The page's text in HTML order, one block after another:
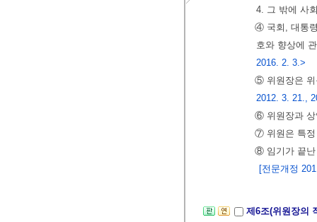
4. 그 밖에 사
④ 국회, 대통
호와 향상에
2016. 2. 3.>
⑤ 위원장은 위
2012. 3. 21.,
⑥ 위원장과 상
⑦ 위원은 특정
⑧ 임기가 끝난
[전문개정
제6조(위원장의